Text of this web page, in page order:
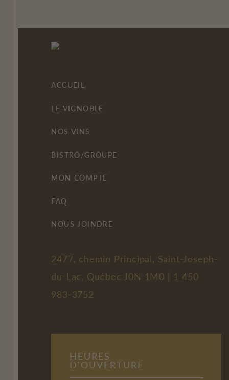
ACCUEIL
LE VIGNOBLE
NOS VINS
BISTRO/GROUPE
MON COMPTE
FAQ
NOUS JOINDRE
2477, chemin Principal, Saint-Joseph-
du-Lac, Québec J0N 1M0 | 1 450
983-3752
HEURES
D'OUVERTURE